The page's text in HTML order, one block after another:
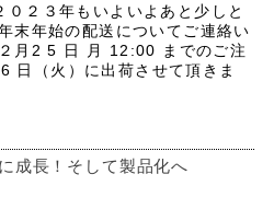
０２３年もいよいよあと少しと
末年始の配送についてご連絡い
月2 5 日 月 12:00 までのご注
日（火）に出荷させて頂きま
成長！そして製品化へ